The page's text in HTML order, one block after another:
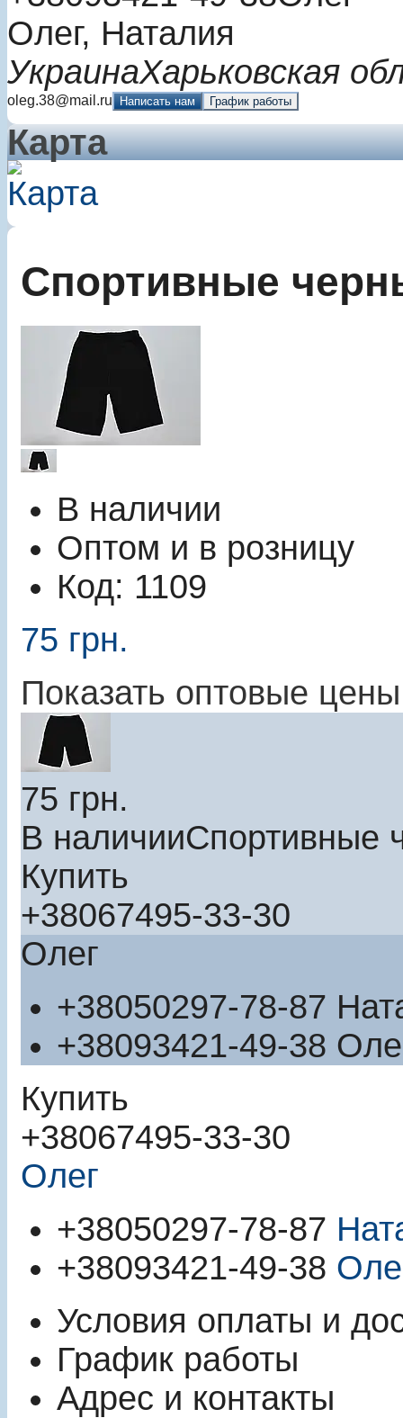
Олег, Наталия
УкраинаХарьковская
oleg.38@mail.ru Написать нам График работы
Карта
Спортивные
В наличии
Оптом и в розницу
Код: 1109
75 грн.
Показать оптовые цены
75 грн.
В наличииСпортивные
Купить
+38067495-33-30
Олег
+38050297-78-87
+38093421-49-38
Купить
+38067495-33-30
Олег
+38050297-78-87
+38093421-49-38
Условия оплаты и
График работы
Адрес и контакты